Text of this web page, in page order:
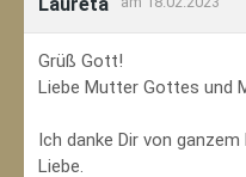
Grüß Gott!
Liebe Mutter Gottes und
Ich danke Dir von
Liebe.